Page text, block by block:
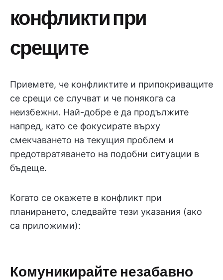
конфликти при
срещите
Приемете, че конфликтите и припокриващите
се срещи се случват и че понякога са
неизбежни. Най-добре е да продължите
напред, като се фокусирате върху
смекчаването на текущия проблем и
предотвратяването на подобни ситуации в
бъдеще.
Когато се окажете в конфликт при
планирането, следвайте тези указания (ако
са приложими):
Комуникирайте незабавно